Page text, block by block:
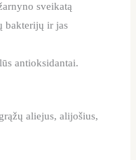
sveikatą
bakterijų ir jas
antioksidantai.
aliejus, alijošius,